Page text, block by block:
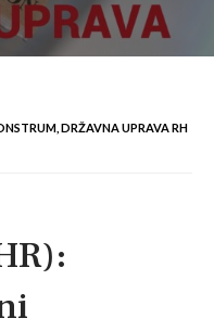
DRŽAVNA UPRAVA RH